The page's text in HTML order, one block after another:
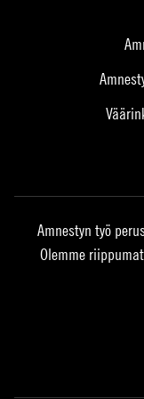
Amnestyn työ
Olemme